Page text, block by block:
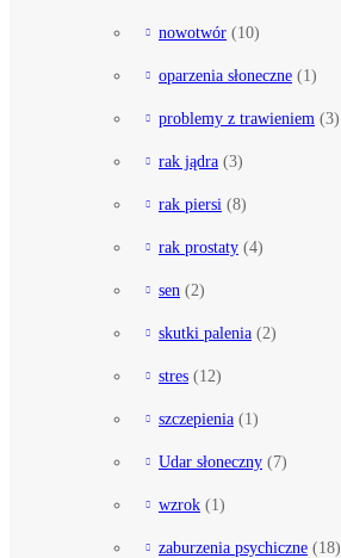
nowotwór (10)
oparzenia słoneczne (1)
problemy z trawieniem (3)
rak jądra (3)
rak piersi (8)
rak prostaty (4)
sen (2)
skutki palenia (2)
stres (12)
szczepienia (1)
Udar słoneczny (7)
wzrok (1)
zaburzenia psychiczne (18)